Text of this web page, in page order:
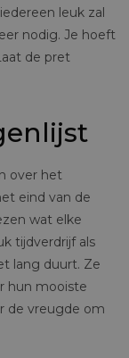
leuk zal
nodig. Je hoeft
de pret
over het
eind van de
wat elke
tijdverdrijf als
lang duurt. Ze
hun mooiste
de vreugde om